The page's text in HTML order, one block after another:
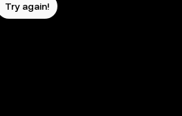
Try again!